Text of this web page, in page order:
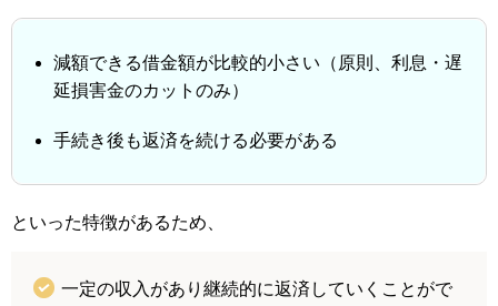
減額できる借金額が比較的小さい（原則、利息・遅
延損害金のカットのみ）
手続き後も返済を続ける必要がある
といった特徴があるため、
一定の収入があり継続的に返済していくことがで